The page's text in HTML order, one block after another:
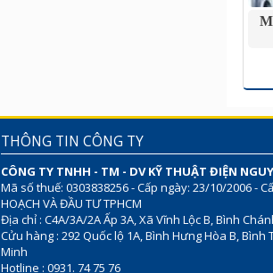
THÔNG TIN CÔNG TY
CÔNG TY TNHH - TM - DV KỸ THUẬT ĐIỆN
Mã số thuế: 0303838256 - Cấp ngày: 23/10/2006 -
HOẠCH VÀ ĐẦU TƯ TPHCM
Địa chỉ : C4A/3A/2A Ấp 3A, Xã Vĩnh Lộc B, Bình
Cửu hàng : 292 Quốc lộ 1A, Bình Hưng Hòa B, Bình
Minh
Hotline : 0931. 74 75 76